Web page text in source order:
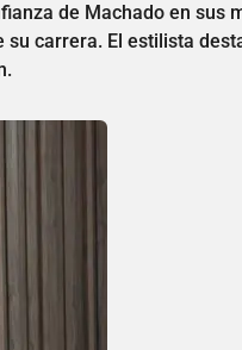
de Machado en sus
carrera. El estilista